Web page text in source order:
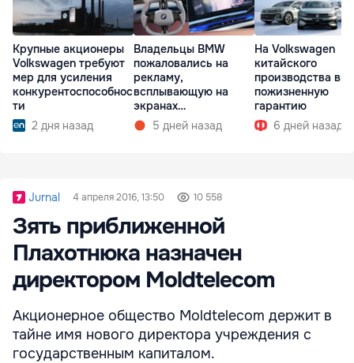
Крупные акционеры
Volkswagen требуют
мер для усиления
конкурентоспособнос
ти
2 дня назад
Владельцы BMW
пожаловались на
рекламу,
всплывающую на
экранах
мультимедиа при
запуске
5 дней назад
На Volkswagen
китайского
производства
пожизненную
гарантию
6 дней назад
Jurnal 4 апреля 2016, 13:50 10 558
Зять приближенной
Плахотнюка назначен
директором Moldtelecom
Акционерное общество Moldtelecom держит в
тайне имя нового директора учреждения с
государственным капиталом.